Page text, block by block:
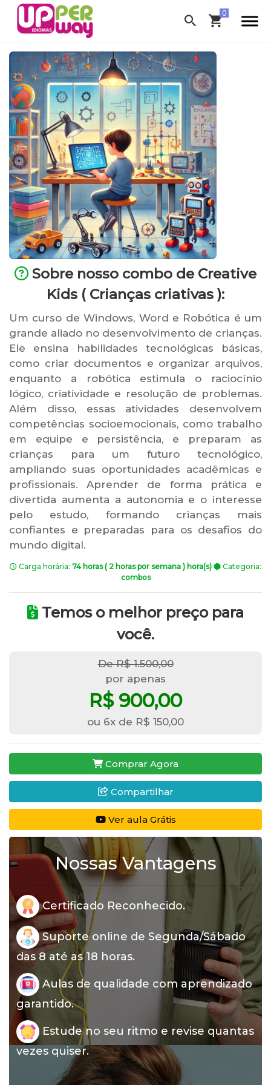
Sobre nosso combo de Creative
Kids ( Crianças criativas ):
Um curso de Windows, Word e Robótica é um
grande aliado no desenvolvimento de crianças.
Ele ensina habilidades tecnológicas básicas,
como criar documentos e organizar arquivos,
enquanto a robótica estimula o raciocínio
lógico, criatividade e resolução de problemas.
Além disso, essas atividades desenvolvem
competências socioemocionais, como trabalho
em equipe e persistência, e preparam as
crianças para um futuro tecnológico,
ampliando suas oportunidades acadêmicas e
profissionais. Aprender de forma prática e
divertida aumenta a autonomia e o interesse
pelo estudo, formando crianças mais
confiantes e preparadas para os desafios do
mundo digital.
Carga horária: 74 horas ( 2 horas por semana ) hora(s)
Categoria:
combos
Temos o melhor preço para
você.
De R$ 1.500,00
por apenas
R$ 900,00
ou 6x de R$ 150,00
Comprar Agora
Compartilhar
Ver aula Grátis
Nossas Vantagens
Certificado Reconhecido.
Suporte online de Segunda/Sábado
das 8 até as 18 horas.
Aulas de qualidade com aprendizado
garantido.
Estude no seu ritmo e revise quantas
vezes quiser.